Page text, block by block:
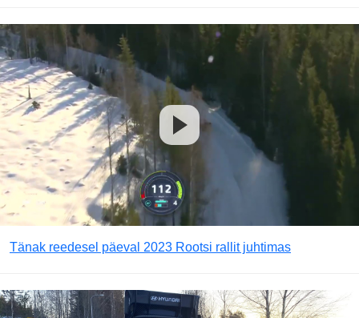
Tänak reedesel päeval 2023 Rootsi rallit juhtimas